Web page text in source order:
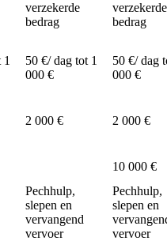
verzekerde
bedrag
verzekerde
bedrag
50 €/ dag tot 1
000 €
50 €/ dag
000 €
2 000 € 2 000 €
10 000 €
Pechhulp,
slepen en
vervangend
vervoer
Pechhulp,
slepen en
vervoer